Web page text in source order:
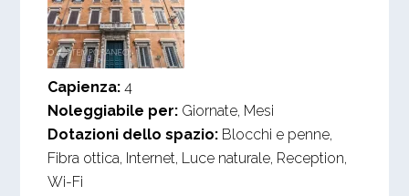
Capienza: 4
Noleggiabile per: Giornate, Mesi
Dotazioni dello spazio: Blocchi e penne,
Fibra ottica, Internet, Luce naturale, Reception,
Wi-Fi